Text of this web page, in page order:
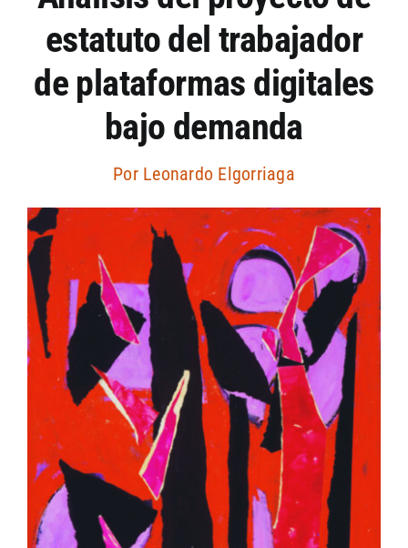
Artículos por autor
Artículos por sección
estatuto del trabajador
de plataformas digitales
bajo demanda
Por Leonardo Elgorriaga